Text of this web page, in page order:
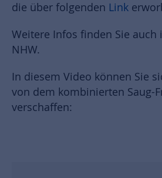
die über folgenden Link
Weitere Infos finden Sie auch
NHW.
In diesem Video können Sie
von dem kombinierten Saug-
verschaffen: